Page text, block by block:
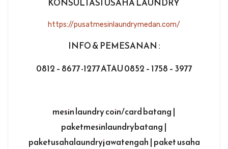
KONSULTASI USAHA LAUNDRY
https://pusatmesinlaundrymedan.com/
INFO & PEMESANAN :
0812 – 8677 -1277 ATAU 0852 – 1758 – 3977
mesin laundry coin/card batang |
paketmesinlaundrybatang |
paketusahalaundryjawatengah | paket usaha